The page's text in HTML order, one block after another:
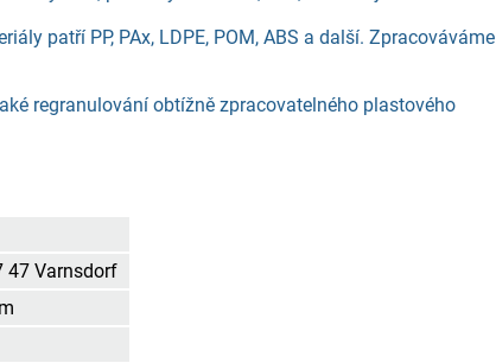
patří PP, PAx, LDPE, POM, ABS a další. Zpracováváme
regranulování obtížně zpracovatelného plastového
47 Varnsdorf